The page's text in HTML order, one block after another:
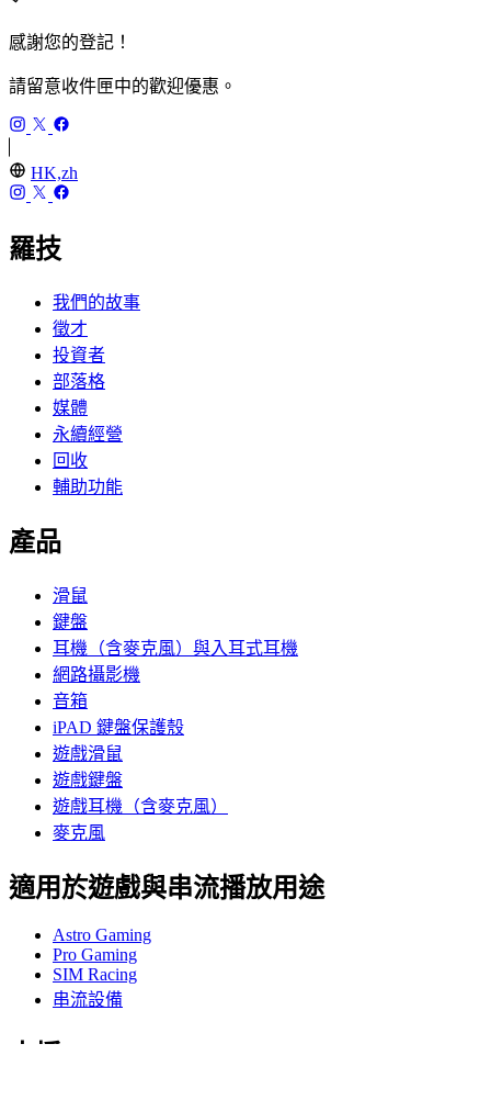
感謝您的登記！
請留意收件匣中的歡迎優惠。
HK,zh
羅技
我們的故事
徵才
投資者
部落格
媒體
永續經營
回收
輔助功能
產品
滑鼠
鍵盤
耳機（含麥克風）與入耳式耳機
網路攝影機
音箱
iPAD 鍵盤保護殼
遊戲滑鼠
遊戲鍵盤
遊戲耳機（含麥克風）
麥克風
適用於遊戲與串流播放用途
Astro Gaming
Pro Gaming
SIM Racing
串流設備